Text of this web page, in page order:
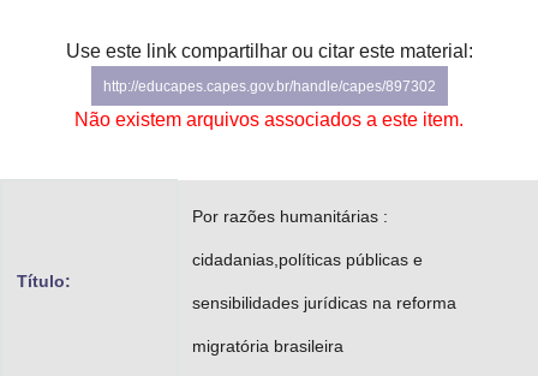
Gabinete de Segurança Institucional
Use este link compartilhar ou citar este material:
http://educapes.capes.gov.br/handle/capes/897302
Não existem arquivos associados a este item.
Título:
Por razões humanitárias :
cidadanias,políticas públicas e
sensibilidades jurídicas na reforma
migratória brasileira